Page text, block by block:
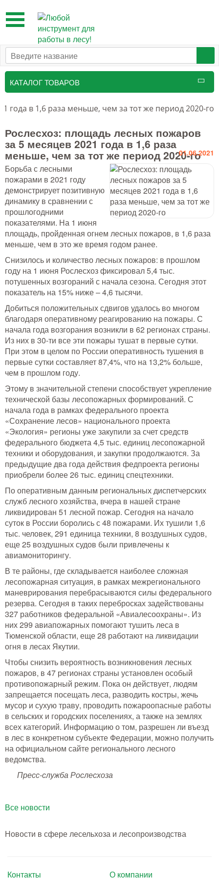
Toggle
navigation
КАТАЛОГ ТОВАРОВ
Таксационный инструмент
Бензоинструмент и
принадлежности
Инструмент лесоруба
Аншлаги противопожарные, панно
аренды, знаки
Тушение лесных пожаров
Одежда для работы в лесу
Снаряжение лесника и егеря
Лесовосстановление
Библиотека лесника
Снаряжение арбориста
GPS-навигация и рации
Оборудование для паркового
хозяйства
Распродажа
года в 1,6 раза меньше, чем за тот же период 2020-го
Рослесхоз: площадь лесных пожаров
за 5 месяцев 2021 года в 1,6 раза
меньше, чем за тот же период 2020-го
01.06.2021
Борьба с лесными
пожарами в 2021 году
демонстрирует позитивную
динамику в сравнении с
прошлогодними
показателями. На 1 июня
площадь, пройденная огнем лесных пожаров, в 1,6 раза
меньше, чем в это же время годом ранее.
Снизилось и количество лесных пожаров: в прошлом
году на 1 июня Рослесхоз фиксировал 5,4 тыс.
потушенных возгораний с начала сезона. Сегодня этот
показатель на 15% ниже – 4,6 тысячи.
Добиться положительных сдвигов удалось во многом
благодаря оперативному реагированию на пожары. С
начала года возгорания возникли в 62 регионах страны.
Из них в 30-ти все эти пожары тушат в первые сутки.
При этом в целом по России оперативность тушения в
первые сутки составляет 87,4%, что на 13,2% больше,
чем в прошлом году.
Этому в значительной степени способствует укрепление
технической базы лесопожарных формирований. С
начала года в рамках федерального проекта
«Сохранение лесов» национального проекта
«Экология» регионы уже закупили за счет средств
федерального бюджета 4,5 тыс. единиц лесопожарной
техники и оборудования, и закупки продолжаются. За
предыдущие два года действия федпроекта регионы
приобрели более 26 тыс. единиц спецтехники.
По оперативным данным региональных диспетчерских
служб лесного хозяйства, вчера в нашей стране
ликвидирован 51 лесной пожар. Сегодня на начало
суток в России боролись с 48 пожарами. Их тушили 1,6
тыс. человек, 291 единица техники, 8 воздушных судов,
еще 25 воздушных судов были привлечены к
авиамониторингу.
В те районы, где складывается наиболее сложная
лесопожарная ситуация, в рамках межрегионального
маневрирования перебрасываются силы федерального
резерва. Сегодня в таких перебросках задействованы
327 работников федеральной «Авиалесоохраны». Из
них 299 авиапожарных помогают тушить леса в
Тюменской области, еще 28 работают на ликвидации
огня в лесах Якутии.
Чтобы снизить вероятность возникновения лесных
пожаров, в 47 регионах страны установлен особый
противопожарный режим. Пока он действует, людям
запрещается посещать леса, разводить костры, жечь
мусор и сухую траву, проводить пожароопасные работы
в сельских и городских поселениях, а также на землях
всех категорий. Информацию о том, разрешен ли въезд
в лес в конкретном субъекте Федерации, можно получить
на официальном сайте регионального лесного
ведомства.
Пресс-служба Рослесхоза
Все новости
Новости в сфере лесельхоза и лесопроизводства
Контакты О компании